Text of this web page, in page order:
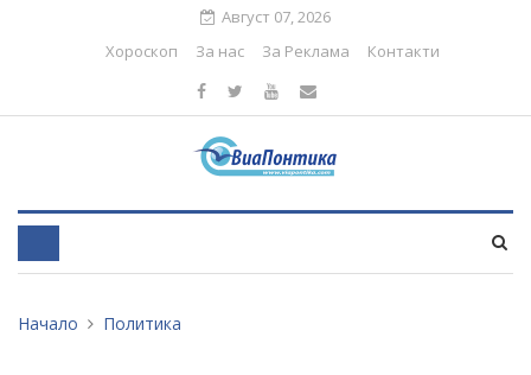
Август 07, 2026
Хороскоп
За нас За Реклама Контакти
Начало Политика